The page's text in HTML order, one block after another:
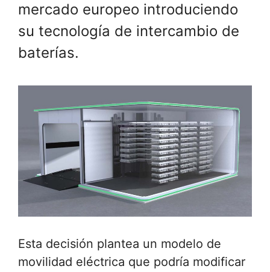
mercado europeo introduciendo
su tecnología de intercambio de
baterías.
Esta decisión plantea un modelo de
movilidad eléctrica que podría modificar